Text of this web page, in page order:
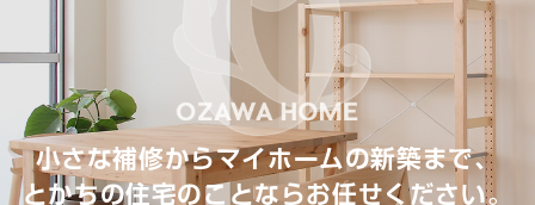
小さな補修からマイホームの新築まで、
とかちの住宅のことならお任せください。